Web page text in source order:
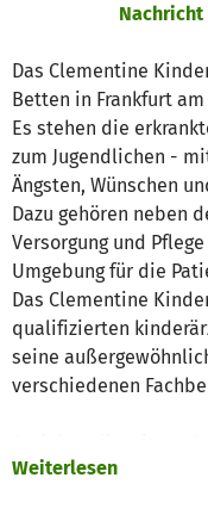
Das Clementine
Betten in Frankfurt am
Es stehen die
zum Jugendlichen -
Ängsten, Wünschen
Dazu gehören neben
Versorgung und
Umgebung für die
Das Clementine
qualifizierten
seine
verschiedenen
fortführen oder
Weiterlesen